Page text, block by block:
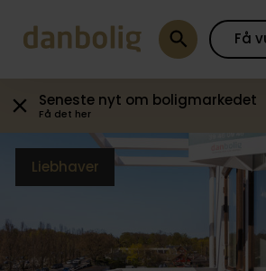
Få
Seneste nyt om boligmarkedet
Få det her
Liebhaver
Galleri Plantegning